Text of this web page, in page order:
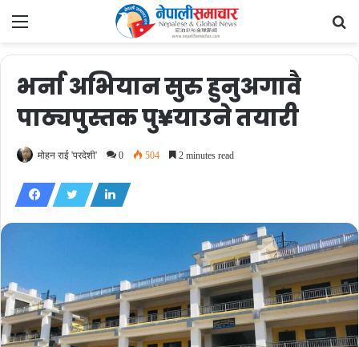
Menu
भर्ना अभियान सुरु हुनुअगावै
पाठ्यपुस्तक पु¥याउने तयारी
मोहन राई 'परदेशी' 0 504 2 minutes read